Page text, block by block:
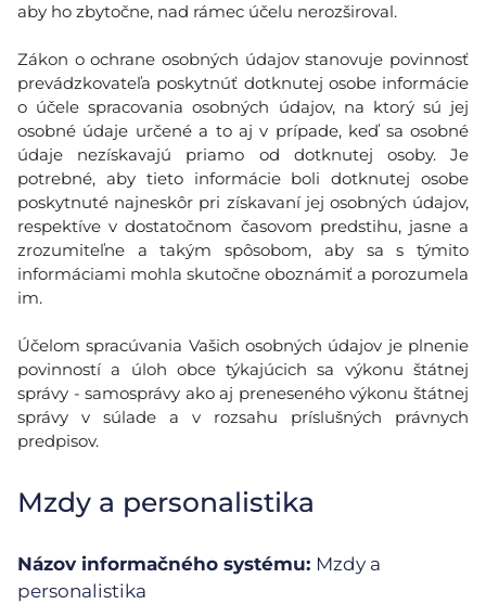
aby ho zbytočne, nad rámec účelu nerozširoval.
Zákon o ochrane osobných údajov stanovuje povinnosť
prevádzkovateľa poskytnúť dotknutej osobe informácie
o účele spracovania osobných údajov, na ktorý sú jej
osobné údaje určené a to aj v prípade, keď sa osobné
údaje nezískavajú priamo od dotknutej osoby. Je
potrebné, aby tieto informácie boli dotknutej osobe
poskytnuté najneskôr pri získavaní jej osobných údajov,
respektíve v dostatočnom časovom predstihu, jasne a
zrozumiteľne a takým spôsobom, aby sa s týmito
informáciami mohla skutočne oboznámiť a porozumela
im.
Účelom spracúvania Vašich osobných údajov je plnenie
povinností a úloh obce týkajúcich sa výkonu štátnej
správy - samosprávy ako aj preneseného výkonu štátnej
správy v súlade a v rozsahu príslušných právnych
predpisov.
Mzdy a personalistika
Názov informačného systému: Mzdy a
personalistika